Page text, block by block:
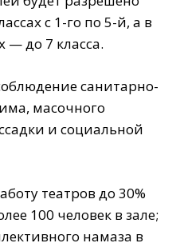
с 1-го по 5-й, а в
до 7 класса.
санитарно-
масочного
и социальной
театров до 30%
100 человек в зале;
намаза в